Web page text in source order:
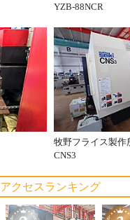
YZB-88NCR
牧野フライス製作
CNS3
アクセスランキング